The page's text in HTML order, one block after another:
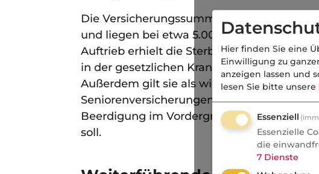
Die Versicherungssummen der
und liegen bei etwa 5.000 EUR, in
Auftrieb erhielt die
in der gesetzlichen Krankenversicherung,
Außerdem gilt sie als wichtiger
Seniorenversicherungen. Bei Senioren
Beerdigung im Vordergrund, die durch
soll.
Hier finden Sie eine
Einwilligung zu
anzeigen lassen und
lesen Sie bitte unsere
Essenziell
Essenzielle
die
7 Dienste